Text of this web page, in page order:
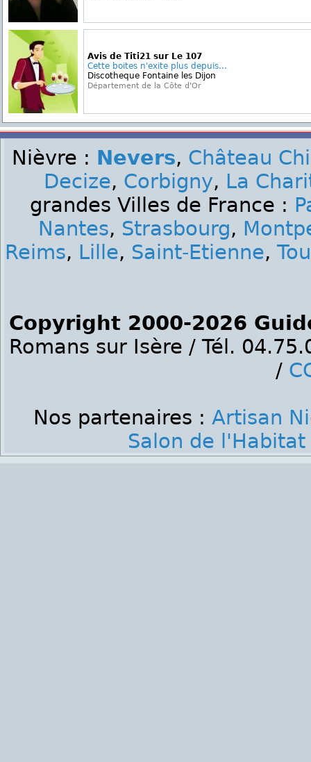
Avis de Titi21 sur Le 107
Cette boites n'exite plus depuis...
Discotheque Fontaine les Dijon
Département de la Côte d'Or
Nièvre : Nevers, Château
Decize, Corbigny, La
grandes Villes de France :
Nantes, Strasbourg,
Reims, Lille, Saint-Etienne,
Copyright 2000-2026
Romans sur Isère / Tél.
/
Nos partenaires : Artisan
Salon de l'Habitat